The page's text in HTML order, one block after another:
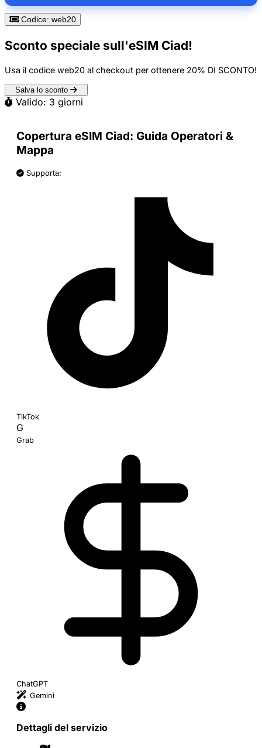
Codice: web20
Sconto speciale sull'eSIM Ciad!
Usa il codice web20 al checkout per ottenere 20% DI SCONTO!
Salva lo sconto
Valido: 3 giorni
Copertura eSIM Ciad: Guida Operatori &
Mappa
Supporta:
TikTok
G
Grab
ChatGPT
Gemini
Dettagli del servizio